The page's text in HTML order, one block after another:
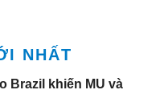
NHẤT
Brazil khiến MU và